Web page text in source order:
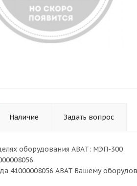
Наличие Задать вопрос
оборудования ABAT: МЭП-300
41000008056 ABAT Вашему